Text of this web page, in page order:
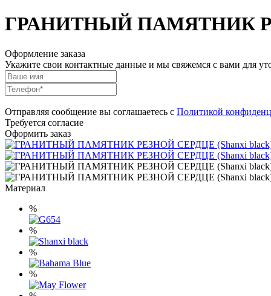
ГРАНИТНЫЙ ПАМЯТНИК
Оформление заказа
Укажите свои контактные данные и мы свяжемся с вами для
Отправляя сообщение вы соглашаетесь с Политикой
Требуется согласие
Оформить заказ
Материал
%
%
%
%